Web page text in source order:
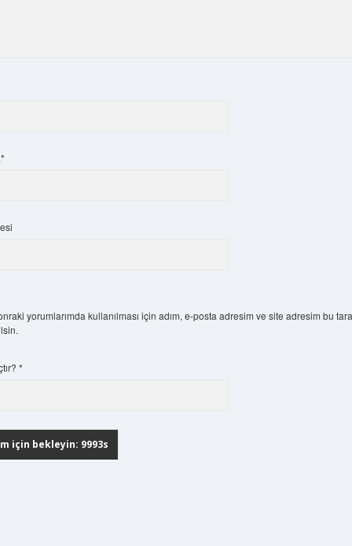
yorumlarımda kullanılması için adım, e-posta adresim ve site adresim bu
*